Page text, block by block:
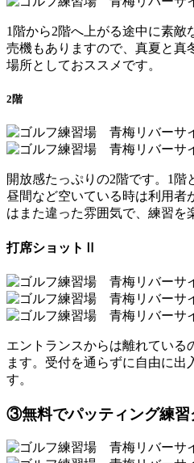
1階から2階へ上がる途中に素敵
売機もありますので、真夏と真
場所としておススメです。
2階
開放感たっぷりの2階です。1
昼間など空いている時は利用者
はまた違った雰囲気で、練習を
打席ショットⅡ
エントランスからは離れている
ます。受付を通らずに自由に出
す。
③無料でパッティング練習